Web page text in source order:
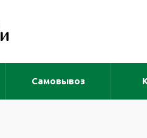
Самовывоз